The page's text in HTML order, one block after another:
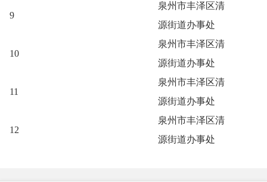
9
泉州市丰泽区清
源街道办事处
10
泉州市丰泽区清
源街道办事处
11
泉州市丰泽区清
源街道办事处
12
泉州市丰泽区清
源街道办事处